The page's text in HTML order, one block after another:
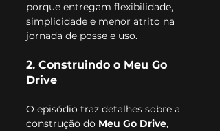
porque entregam flexibilidade,
simplicidade e menor atrito na
jornada de posse e uso.
2. Construindo o Meu Go
Drive
O episódio traz detalhes sobre a
construção do Meu Go Drive,